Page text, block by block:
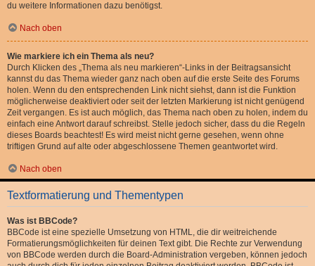
du weitere Informationen dazu benötigst.
Nach oben
Wie markiere ich ein Thema als neu?
Durch Klicken des „Thema als neu markieren“-Links in der Beitragsansicht
kannst du das Thema wieder ganz nach oben auf die erste Seite des Forums
holen. Wenn du den entsprechenden Link nicht siehst, dann ist die Funktion
möglicherweise deaktiviert oder seit der letzten Markierung ist nicht genügend
Zeit vergangen. Es ist auch möglich, das Thema nach oben zu holen, indem du
einfach eine Antwort darauf schreibst. Stelle jedoch sicher, dass du die Regeln
dieses Boards beachtest! Es wird meist nicht gerne gesehen, wenn ohne
triftigen Grund auf alte oder abgeschlossene Themen geantwortet wird.
Nach oben
Textformatierung und Thementypen
Was ist BBCode?
BBCode ist eine spezielle Umsetzung von HTML, die dir weitreichende
Formatierungsmöglichkeiten für deinen Text gibt. Die Rechte zur Verwendung
von BBCode werden durch die Board-Administration vergeben, können jedoch